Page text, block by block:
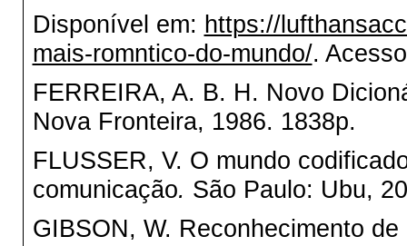
Disponível em: https://
mais-romntico-do-mundo/.
FERREIRA, A. B. H. Novo
Nova Fronteira, 1986. 1838p.
FLUSSER, V. O mundo
comunicação. São Paulo: Ubu,
GIBSON, W. Reconhecimento de